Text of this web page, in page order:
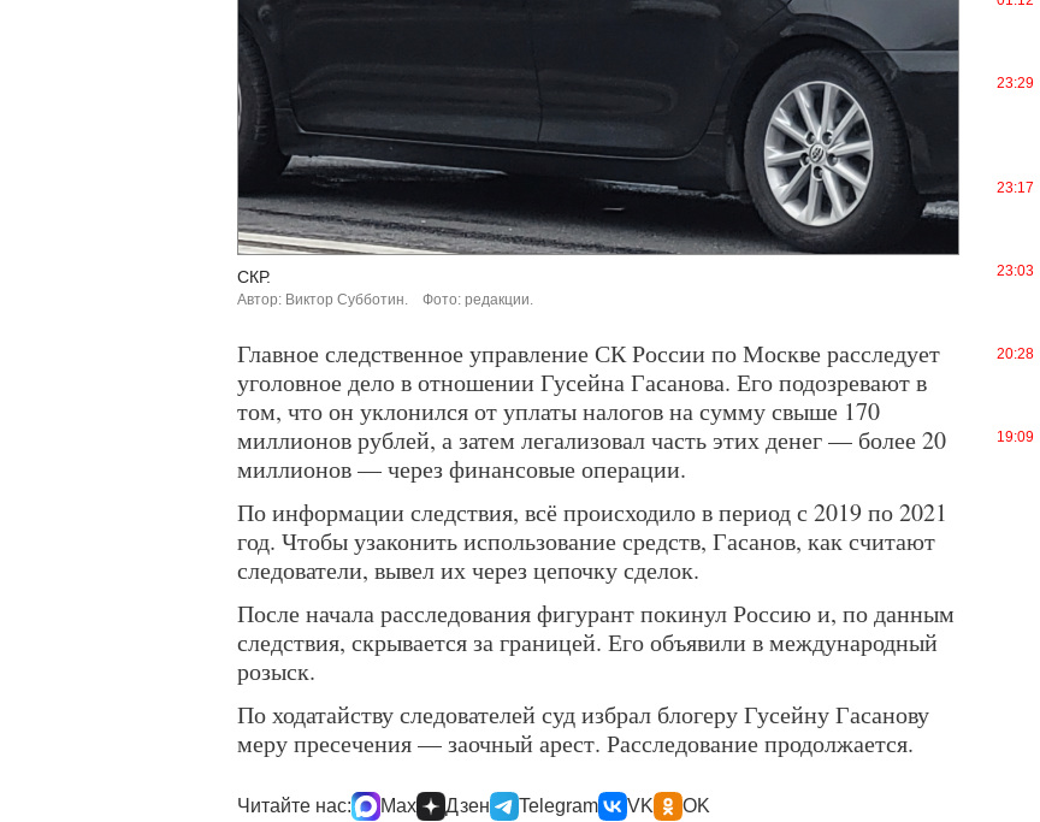
СКР.
Автор: Виктор Субботин. Фото: редакции.
Главное следственное управление СК России по Москве расследует
уголовное дело в отношении Гусейна Гасанова. Его подозревают в
том, что он уклонился от уплаты налогов на сумму свыше 170
миллионов рублей, а затем легализовал часть этих денег — более 20
миллионов — через финансовые операции.
По информации следствия, всё происходило в период с 2019 по 2021
год. Чтобы узаконить использование средств, Гасанов, как считают
следователи, вывел их через цепочку сделок.
После начала расследования фигурант покинул Россию и, по данным
следствия, скрывается за границей. Его объявили в международный
розыск.
По ходатайству следователей суд избрал блогеру Гусейну Гасанову
меру пресечения — заочный арест. Расследование продолжается.
Читайте нас: Max Дзен Telegram VK OK
23:29
23:17
23:03
20:28
19:09